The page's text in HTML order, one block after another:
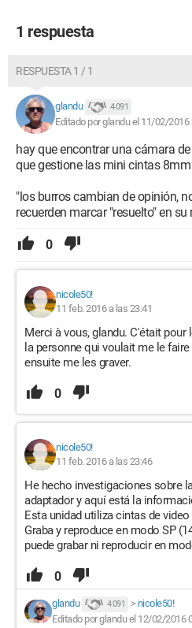
1 respuesta
RESPUESTA 1 / 1
glandu 4 091
Editado por glandu el 11/02/2016
hay que encontrar una cámara
que gestione las mini cintas 8mm
"los burros cambian de opinión,
recuerden marcar "resuelto" en
0
nicole50!
11 feb. 2016 a las 23:41
Merci à vous, glandu. C'était pour
la personne qui voulait me le
ensuite me les graver.
0
nicole50!
11 feb. 2016 a las 23:46
He hecho investigaciones sobre
adaptador y aquí está la
Esta unidad utiliza cintas de
Graba y reproduce en modo SP
puede grabar ni reproducir en
0
glandu 4 091 > nicole50!
Editado por glandu el 12/02/2016